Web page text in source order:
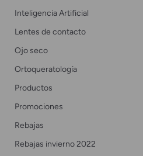
Inteligencia Artificial
Lentes de contacto
Ojo seco
Ortoqueratología
Productos
Promociones
Rebajas
Rebajas invierno 2022